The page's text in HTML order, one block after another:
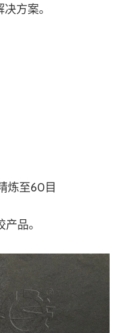
方案。
炼至60目
品。